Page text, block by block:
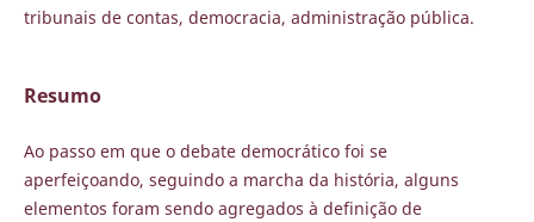
tribunais de contas, democracia, administração pública.
Resumo
Ao passo em que o debate democrático foi se
aperfeiçoando, seguindo a marcha da história, alguns
elementos foram sendo agregados à definição de